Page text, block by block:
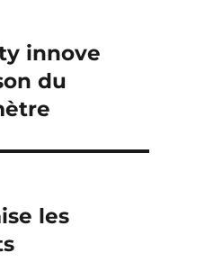
innove
du
les